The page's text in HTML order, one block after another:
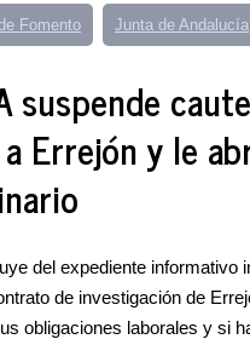
Fomento Junta de Andalucía
suspende
Errejón y le
del expediente informativo
de investigación de
obligaciones laborales y si